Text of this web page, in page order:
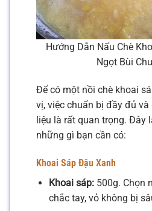
Hướng Dẫn Nấu Chè
Ngọt Bùi
Để có một nồi chè khoai
vị, việc chuẩn bị đầy đủ
liệu là rất quan trọng. Đây
những gì bạn cần có:
Khoai Sáp Đậu Xanh
Khoai sáp:500g. Chọn
chắc tay, vỏ không bị